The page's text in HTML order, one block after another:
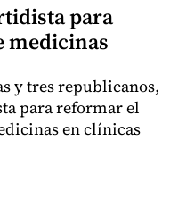
para
medicinas
y tres republicanos,
para reformar el
en clínicas